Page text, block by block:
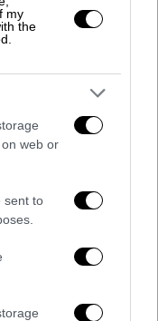
my
the
web or
sent to
στην